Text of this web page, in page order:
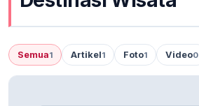
Semua1 Artikel1 Foto1 Video0